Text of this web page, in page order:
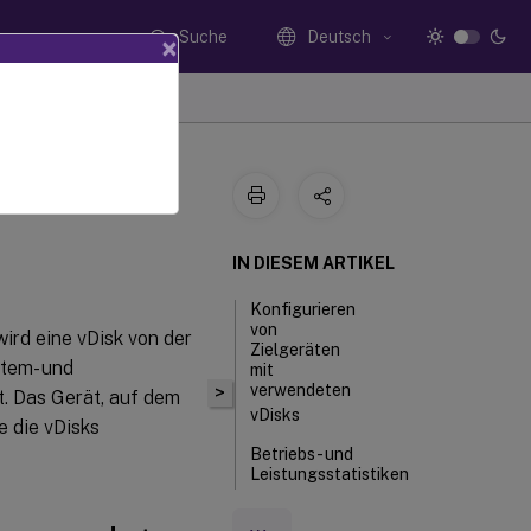
Suche Deutsch
eine vDisk von der
und
Das Gerät, auf dem
die vDisks
>
IN DIESEM ARTIKEL
Konfigurieren
von
Zielgeräten
mit
verwendeten
vDisks
Betriebs- und
Leistungsstatistiken
×